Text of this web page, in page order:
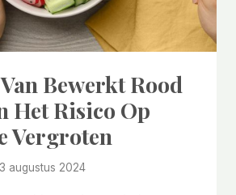
Bewerkt Rood
Het Risico Op
Vergroten
3 augustus 2024